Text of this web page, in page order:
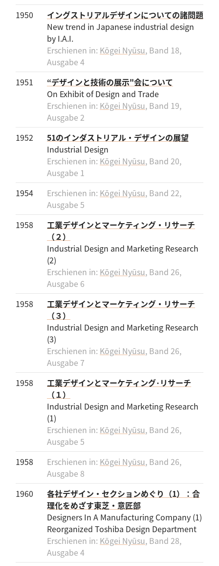
1950
イングストリアルデザインについての諸問題
New trend in Japanese industrial design
by I.A.I.
Erschienen in: Kōgei Nyūsu, Band 18,
Ausgabe 4
1951
“デザインと技術の展示"会について
On Exhibit of Design and Trade
Erschienen in: Kōgei Nyūsu, Band 19,
Ausgabe 2
1952
51のインダストリアル・デザインの展望
Industrial Design
Erschienen in: Kōgei Nyūsu, Band 20,
Ausgabe 1
1954
Erschienen in: Kōgei Nyūsu, Band 22,
Ausgabe 5
1958
工業デザインとマーケティング・リサーチ
（２）
Industrial Design and Marketing Research
(2)
Erschienen in: Kōgei Nyūsu, Band 26,
Ausgabe 6
1958
工業デザインとマーケティング・リサーチ
（３）
Industrial Design and Marketing Research
(3)
Erschienen in: Kōgei Nyūsu, Band 26,
Ausgabe 7
1958
工業デザインとマーケティング･リサーチ
（１）
Industrial Design and Marketing Research
(1)
Erschienen in: Kōgei Nyūsu, Band 26,
Ausgabe 5
1958
Erschienen in: Kōgei Nyūsu, Band 26,
Ausgabe 8
1960
各社デザイン・セクションめぐり（1）：合
理化をめざす東芝・意匠部
Designers In A Manufacturing Company (1)
Reorganized Toshiba Design Department
Erschienen in: Kōgei Nyūsu, Band 28,
Ausgabe 4